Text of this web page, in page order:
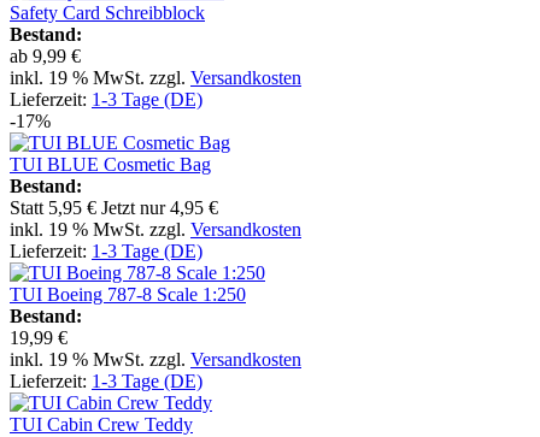
Safety Card Schreibblock
Bestand:
ab 9,99 €
inkl. 19 % MwSt. zzgl. Versandkosten
Lieferzeit: 1-3 Tage (DE)
-17%
TUI BLUE Cosmetic Bag
Bestand:
Statt 5,95 € Jetzt nur4,95 €
inkl. 19 % MwSt. zzgl. Versandkosten
Lieferzeit: 1-3 Tage (DE)
TUI Boeing 787-8 Scale 1:250
Bestand:
19,99 €
inkl. 19 % MwSt. zzgl. Versandkosten
Lieferzeit: 1-3 Tage (DE)
TUI Cabin Crew Teddy